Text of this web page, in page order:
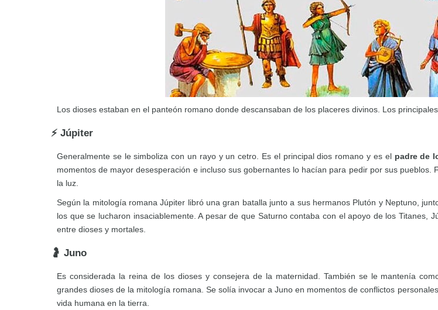
Los dioses estaban en el panteón romano donde descansaban de los placeres divinos. Los
⚡ Júpiter
Generalmente se le simboliza con un rayo y un cetro. Es el principal dios romano y es el padre de
momentos de mayor desesperación e incluso sus gobernantes lo hacían para pedir por sus
la luz.
Según la mitología romana Júpiter libró una gran batalla junto a sus hermanos Plutón y Neptuno,
los que se lucharon insaciablemente. A pesar de que Saturno contaba con el apoyo de los
entre dioses y mortales.
🤰 Juno
Es considerada la reina de los dioses y consejera de la maternidad. También se le mantenía
grandes dioses de la mitología romana. Se solía invocar a Juno en momentos de conflictos
vida humana en la tierra.